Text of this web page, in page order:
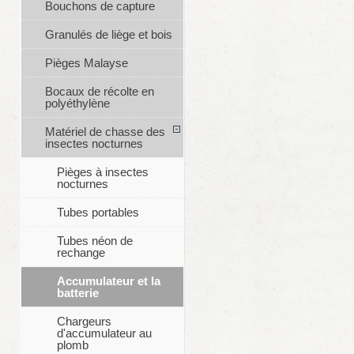
Bouchons de capture
Granulés de liège et bois
Pièges Malayse
Bocaux de récolte en
polyéthylène
Matériel de chasse des
insectes nocturnes
Pièges à insectes
nocturnes
Tubes portables
Tubes néon de
rechange
Accumulateur et la
batterie
Chargeurs
d'accumulateur au
plomb